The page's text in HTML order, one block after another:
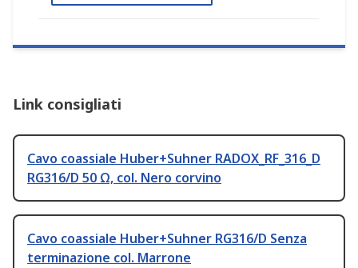
Link consigliati
Cavo coassiale Huber+Suhner RADOX_RF_316_D
RG316/D 50 Ω, col. Nero corvino
Cavo coassiale Huber+Suhner RG316/D Senza
terminazione col. Marrone